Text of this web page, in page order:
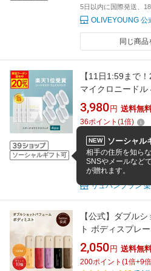
5日以内に国際発送、
OLIVEYOUNG 公
同じ商品
ソーシャルギフト可
【11日1:59まで
マイクロニード
マイクロパッチ】
酸 パッチ 目元 針
ヒアルロン酸 マ
ードルパッチ
3,980 円 送料無
36ポイント (1倍)
定期購入なら 3,180円
4.35
ランキング入賞
平日正午までのご注文
リュバンブラン
【公式】ダブル
ト ボディスプレ
ト 潤い 透明感 ボ
水
2,050 円 送料無
200ポイント (1倍+9
NEW ソーシャル
相手の住所を知らな
SNSやメールなど
が贈れます。